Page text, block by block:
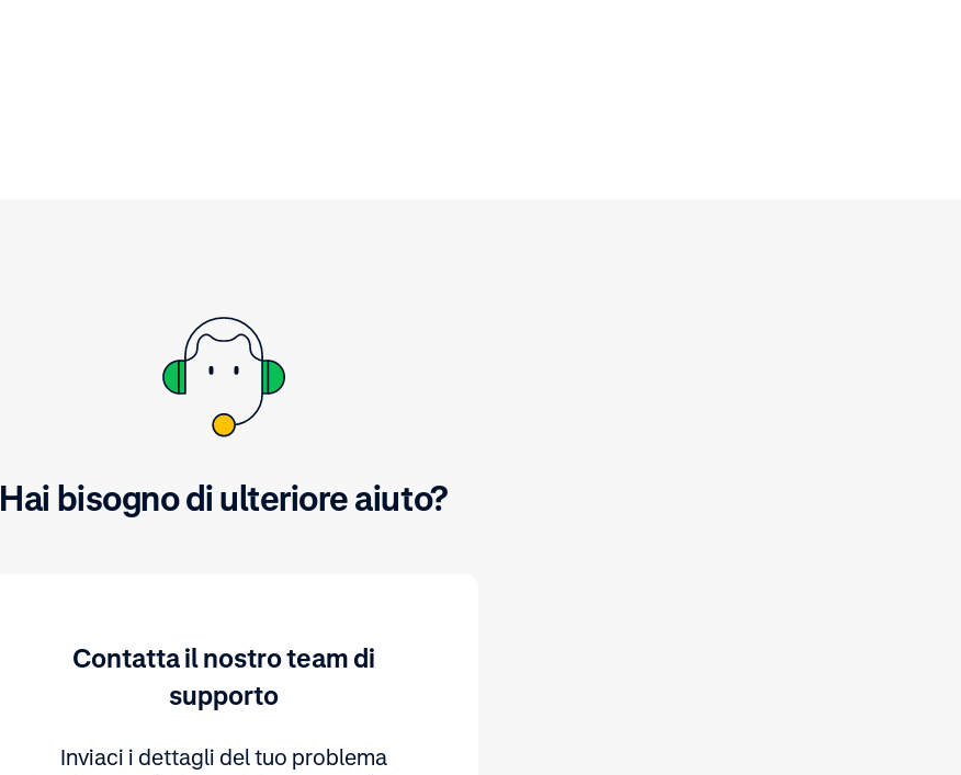
Hai bisogno di ulteriore aiuto?
Contatta il nostro team di
supporto
Inviaci i dettagli del tuo problema